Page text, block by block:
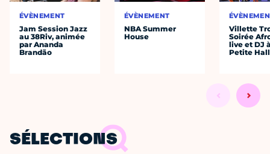
ÉVÈNEMENT
Jam Session Jazz
au 38Riv, animée
par Ananda
Brandão
ÉVÈNEMENT
NBA Summer
House
Villette
Soirée
live et DJ
Petite
SÉLECTIONS